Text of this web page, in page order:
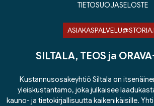
TIETOSUOJASELOSTE
SILTALA, TEOS ja
Kustannusosakeyhtiö Siltala on
yleiskustantamo, joka julkaisee
kauno- ja tietokirjallisuutta kaikenikäisille.